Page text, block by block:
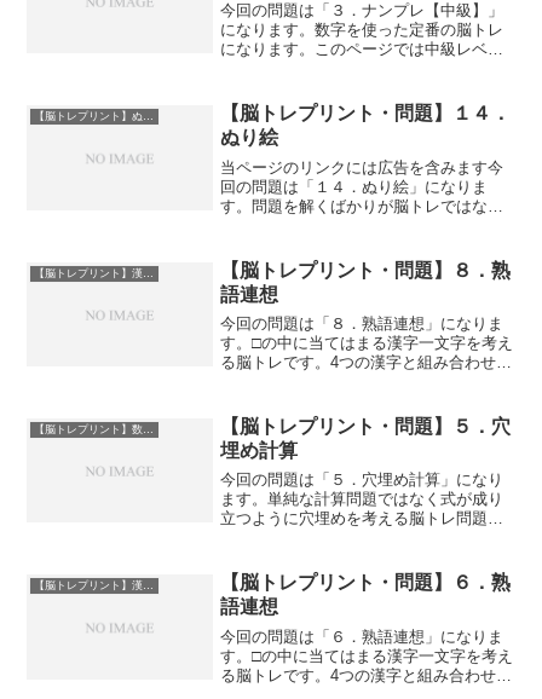
今回の問題は「３．ナンプレ【中級】」
になります。数字を使った定番の脳トレ
になります。このページでは中級レベル
して取り組んでみてください。PDFファ
イルのダウンロードはサ...
【脳トレプリント】ぬり絵
【脳トレプリント・問題】１４．
ぬり絵
当ページのリンクには広告を含みます今
回の問題は「１４．ぬり絵」になりま
す。問題を解くばかりが脳トレではな
レになります。また、ぬり絵を通して過
去の記憶を想起することも脳の...
【脳トレプリント・問題】８．熟
語連想
今回の問題は「８．熟語連想」になりま
す。□の中に当てはまる漢字一文字を考え
る脳トレです。4つの漢字と組み合わせる
プル画像下にあります。ダウンロードは
こちら８．熟語連想...
【脳トレプリント】数字問題
【脳トレプリント・問題】５．穴
埋め計算
今回の問題は「５．穴埋め計算」になり
ます。単純な計算問題ではなく式が成り
立つように穴埋めを考える脳トレ問題で
す。PDFファイルのダウンロードはサン
プル画像下にあります。ダ...
【脳トレプリント】漢字問題
【脳トレプリント・問題】６．熟
語連想
今回の問題は「６．熟語連想」になりま
す。□の中に当てはまる漢字一文字を考え
る脳トレです。4つの漢字と組み合わせる